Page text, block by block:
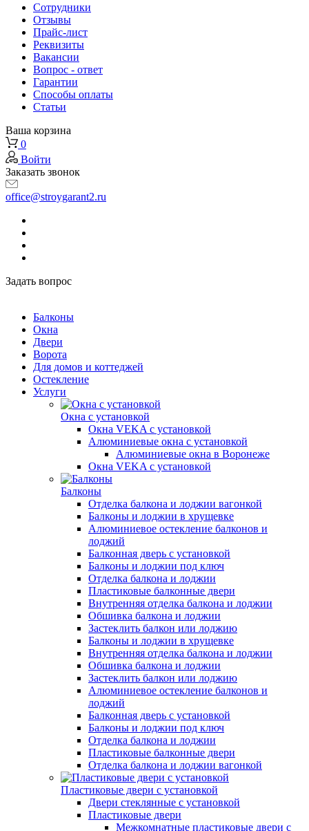
Сотрудники
Отзывы
Прайс-лист
Реквизиты
Вакансии
Вопрос - ответ
Гарантии
Способы оплаты
Статьи
Ваша корзина
0
Войти
Заказать звонок
office@stroygarant2.ru
Задать вопрос
Балконы
Окна
Двери
Ворота
Для домов и коттеджей
Остекление
Услуги
Окна с установкой
Окна VEKA с установкой
Алюминиевые окна с установкой
Алюминиевые окна в Воронеже
Окна VEKA с установкой
Балконы
Отделка балкона и лоджии вагонкой
Балконы и лоджии в хрущевке
Алюминиевое остекление балконов и
лоджий
Балконная дверь с установкой
Балконы и лоджии под ключ
Отделка балкона и лоджии
Пластиковые балконные двери
Внутренняя отделка балкона и лоджии
Обшивка балкона и лоджии
Застеклить балкон или лоджию
Балконы и лоджии в хрущевке
Внутренняя отделка балкона и лоджии
Обшивка балкона и лоджии
Застеклить балкон или лоджию
Алюминиевое остекление балконов и
лоджий
Балконная дверь с установкой
Балконы и лоджии под ключ
Отделка балкона и лоджии
Пластиковые балконные двери
Отделка балкона и лоджии вагонкой
Пластиковые двери с установкой
Двери стеклянные с установкой
Пластиковые двери
Межкомнатные пластиковые двери с